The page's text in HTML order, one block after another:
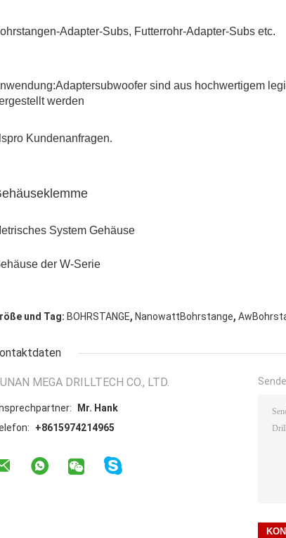
Adapter-Subs, Futterrohr-Adapter-Subs etc.
Adaptersubwoofer sind aus hochwertigem
werden
pro Kundenanfragen.
System Gehäuse
der W-Serie
und Tag: BOHRSTANGE, NanowattBohrstange,
MEGA DRILLTECH CO., LTD.
Mr. Hank
+8615974214965